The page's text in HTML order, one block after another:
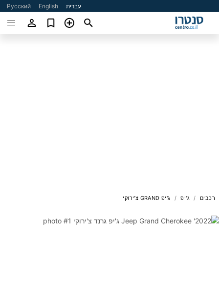
עברית English
Русский
רכבים ג'יפ ג'יפ GRAND צ'ירוקי